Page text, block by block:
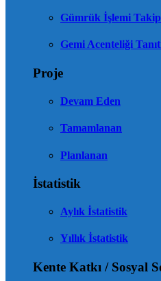
Gümrük İşlemi
Gemi Acenteliği
Proje
Devam Eden
Tamamlanan
Planlanan
İstatistik
Aylık İstatistik
Yıllık İstatistik
Kente Katkı / Sosyal